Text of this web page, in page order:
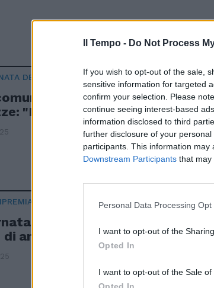
Il Tempo - Do Not Process
If you wish to opt-out of the sale,
sensitive information for targeted
confirm your selection. Please
continue seeing interest-based
information disclosed to third
further disclosure of your
participants. This information
Downstream Participants that may
Personal Data Processing Opt
I want to opt-out of the
Opted In
I want to opt-out of the Sale of
DELLA MEMORIA
ebraiche disertano le
"No ai cortei con la sinistra"
della Memoria, su Rai2 il
animazione Arf